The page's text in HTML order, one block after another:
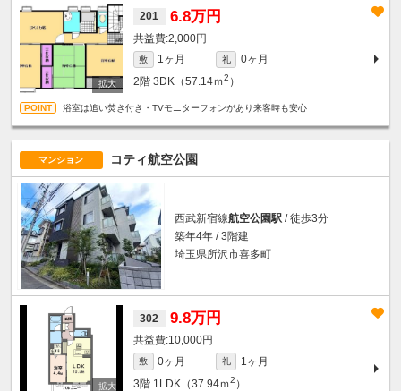
201 6.8万円
2,000円
敷 1ヶ月 礼
0ヶ月
2階 3DK（57.14ｍ2 ）
浴室は追い焚き付き・TVモニターフォンがあり来客時も安心
マンション コティ航空公園
西武新宿線航空公園駅 / 徒歩3分
築年4年 / 3階建
埼玉県所沢市喜多町
302 9.8万円
10,000円
敷 0ヶ月 礼
1ヶ月
3階 1LDK（37.94ｍ2 ）